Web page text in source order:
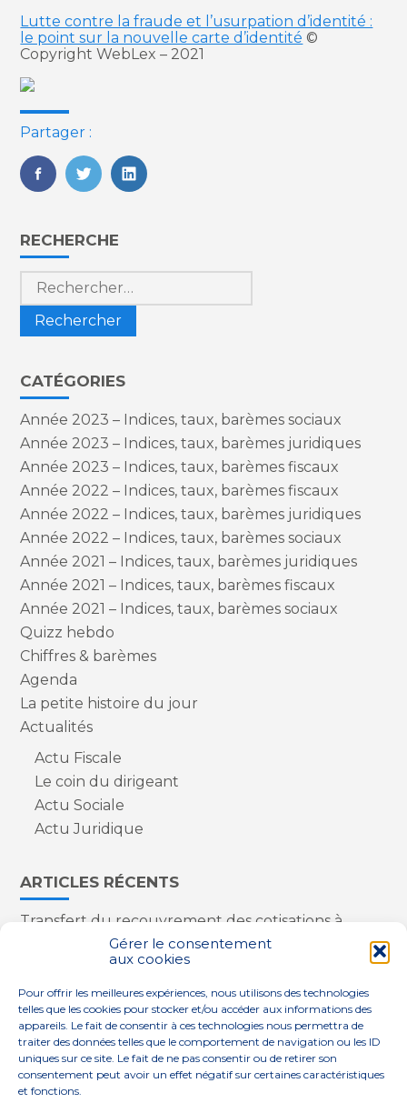
Gérer le consentement
aux cookies
Pour offrir les meilleures expériences, nous utilisons des technologies
telles que les cookies pour stocker et/ou accéder aux informations des
appareils. Le fait de consentir à ces technologies nous permettra de
traiter des données telles que le comportement de navigation ou les ID
uniques sur ce site. Le fait de ne pas consentir ou de retirer son
consentement peut avoir un effet négatif sur certaines caractéristiques
et fonctions.
Lutte contre la fraude et l’usurpation d’identité :
le point sur la nouvelle carte d’identité ©
Copyright WebLex – 2021
Partager :
FaceBook
TwitterLinkedIn
Blog
sidebar
RECHERCHE
Rechercher :
CATÉGORIES
Année 2023 – Indices, taux, barèmes sociaux
Année 2023 – Indices, taux, barèmes juridiques
Année 2023 – Indices, taux, barèmes fiscaux
Année 2022 – Indices, taux, barèmes fiscaux
Année 2022 – Indices, taux, barèmes juridiques
Année 2022 – Indices, taux, barèmes sociaux
Année 2021 – Indices, taux, barèmes juridiques
Année 2021 – Indices, taux, barèmes fiscaux
Année 2021 – Indices, taux, barèmes sociaux
Quizz hebdo
Chiffres & barèmes
Agenda
La petite histoire du jour
Actualités
Actu Fiscale
Le coin du dirigeant
Actu Sociale
Actu Juridique
ARTICLES RÉCENTS
Transfert du recouvrement des cotisations à
l’Urssaf : des nouveautés
Appareils reconditionnés : annulation de la
Contrôle de la qualité de l’air dans les ERP
Industriels : le point sur les dernières évolutions
réglementaires